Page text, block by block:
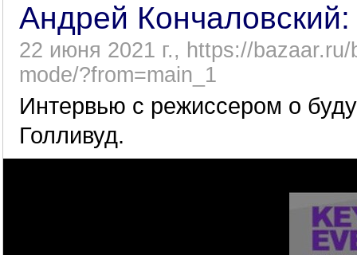
Андрей
22 июня 2021 г., https://
mode/?from=main_1
Интервью с режиссером о
Голливуд.